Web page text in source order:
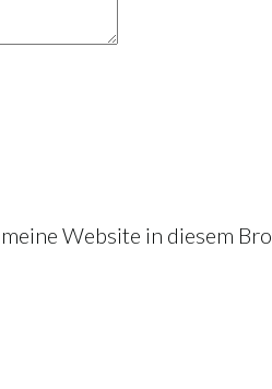
Website in diesem